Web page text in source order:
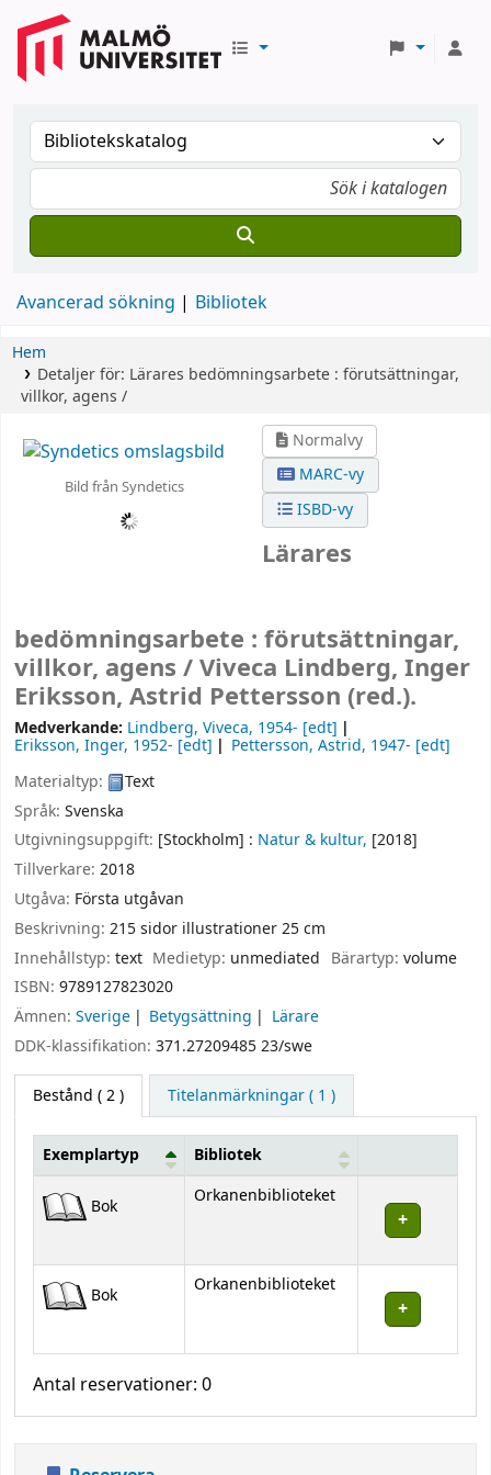
Avancerad sökning Bibliotek
Hem
Detaljer för: Lärares bedömningsarbete : förutsättningar,
villkor, agens /
Bild från Syndetics
Normalvy
MARC-vy
ISBD-vy
Lärares
bedömningsarbete : förutsättningar,
villkor, agens /Viveca Lindberg, Inger
Eriksson, Astrid Pettersson (red.).
Medverkande: Lindberg, Viveca, 1954- [edt]
Eriksson, Inger, 1952- [edt] Pettersson, Astrid, 1947- [edt]
Materialtyp:
Text
Språk: Svenska
Utgivningsuppgift: [Stockholm] : Natur & kultur, [2018]
Tillverkare: 2018
Utgåva: Första utgåvan
Beskrivning: 215 sidor illustrationer 25 cm
Innehållstyp: text Medietyp: unmediated Bärartyp: volume
ISBN: 9789127823020
Ämnen: Sverige Betygsättning
Lärare
DDK-klassifikation: 371.27209485 23/swe
Bestånd ( 2 ) Titelanmärkningar ( 1 )
Bestånd
Exemplartyp Bibliotek
Bok Orkanenbiblioteket
Bok Orkanenbiblioteket
Antal reservationer: 0